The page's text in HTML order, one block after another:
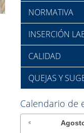
NORMATIVA
INSERCIÓN
CALIDAD
QUEJAS Y
Calendario de